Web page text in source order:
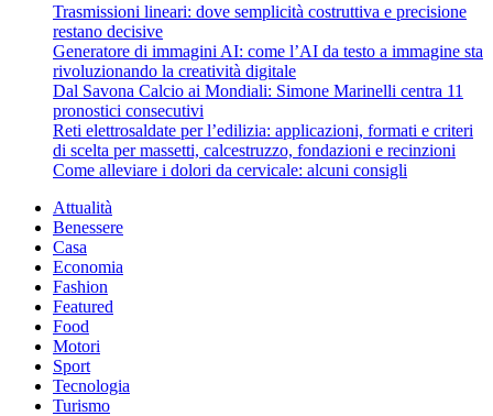
Trasmissioni lineari: dove semplicità costruttiva e precisione
restano decisive
Generatore di immagini AI: come l’AI da testo a immagine sta
rivoluzionando la creatività digitale
Dal Savona Calcio ai Mondiali: Simone Marinelli centra 11
pronostici consecutivi
Reti elettrosaldate per l’edilizia: applicazioni, formati e criteri
di scelta per massetti, calcestruzzo, fondazioni e recinzioni
Come alleviare i dolori da cervicale: alcuni consigli
Attualità
Benessere
Casa
Economia
Fashion
Featured
Food
Motori
Sport
Tecnologia
Turismo